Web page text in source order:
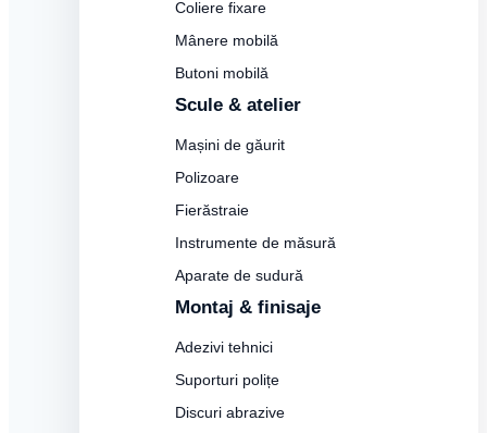
Coliere fixare
Mânere mobilă
Butoni mobilă
Scule & atelier
Mașini de găurit
Polizoare
Fierăstraie
Instrumente de măsură
Aparate de sudură
Montaj & finisaje
Adezivi tehnici
Suporturi polițe
Discuri abrazive